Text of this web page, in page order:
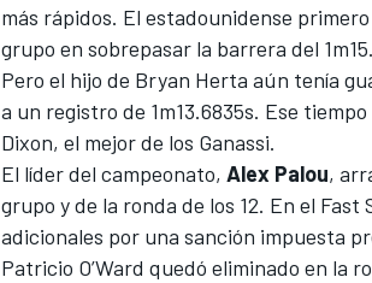
FÓRMULA E
más rápidos. El estadounidense
grupo en sobrepasar la barrera del
Pero el hijo de Bryan Herta aún tenía
a un registro de 1m13.6835s. Ese
Dixon, el mejor de los Ganassi.
El líder del campeonato, Alex Palou,
grupo y de la ronda de los 12. En el
adicionales por una sanción impuesta
Patricio O’Ward quedó eliminado en la